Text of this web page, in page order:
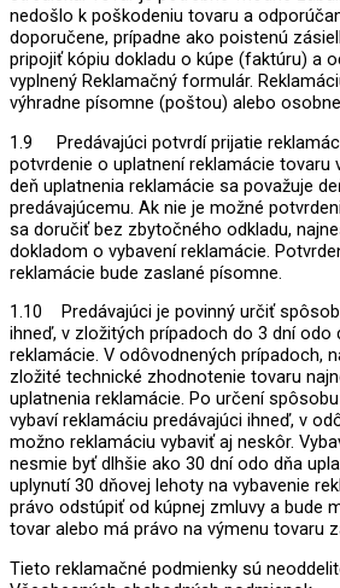
nedošlo k poškodeniu tovaru a
doporučene, prípadne ako poistenú
pripojiť kópiu dokladu o kúpe (faktúru) a
vyplnený Reklamačný formulár.
výhradne písomne (poštou) alebo
1.9 Predávajúci potvrdí prijatie
potvrdenie o uplatnení reklamácie
deň uplatnenia reklamácie sa považuje
predávajúcemu. Ak nie je možné
sa doručiť bez zbytočného odkladu,
dokladom o vybavení reklamácie.
reklamácie bude zaslané písomne.
1.10 Predávajúci je povinný určiť
ihneď, v zložitých prípadoch do 3 dní odo
reklamácie. V odôvodnených prípadoch,
zložité technické zhodnotenie tovaru
uplatnenia reklamácie. Po určení
vybaví reklamáciu predávajúci ihneď, v
možno reklamáciu vybaviť aj neskôr.
nesmie byť dlhšie ako 30 dní odo dňa
uplynutí 30 dňovej lehoty na vybavenie
právo odstúpiť od kúpnej zmluvy a bude
tovar alebo má právo na výmenu tovaru
Tieto reklamačné podmienky sú